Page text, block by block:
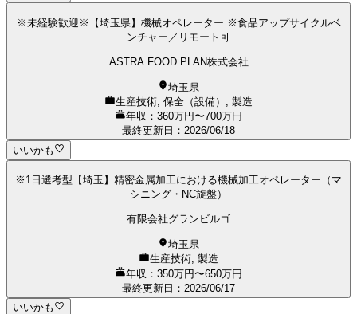
※未経験歓迎※【埼玉県】機械オペレーター ※食品アップサイクルベ
ンチャー／リモート可
ASTRA FOOD PLAN株式会社
埼玉県
生産技術, 保全（設備）, 製造
年収：360万円〜700万円
最終更新日 ： 2026/06/18
いいかも
※1日選考型【埼玉】精密金属加工における機械加工オペレーター（マ
シニング・NC旋盤）
有限会社グランビルゴ
埼玉県
生産技術, 製造
年収：350万円〜650万円
最終更新日 ： 2026/06/17
いいかも